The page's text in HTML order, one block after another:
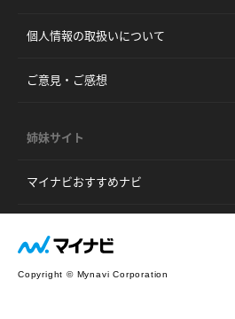
個人情報の取扱いについて
ご意見・ご感想
姉妹サイト
マイナビおすすめナビ
Copyright © Mynavi Corporation